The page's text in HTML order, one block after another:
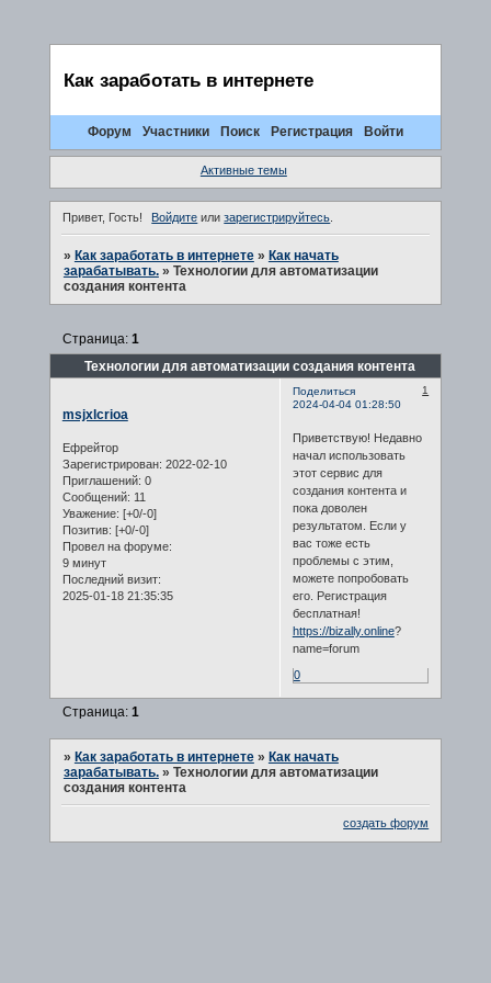
Как заработать в интернете
Форум Участники Поиск Регистрация Войти
Активные темы
Привет, Гость! Войдите илизарегистрируйтесь.
» Как заработать в интернете » Как начать
зарабатывать. » Технологии для автоматизации
создания контента
Технологии для автоматизации создания контента
Страница: 1
Поделиться
1
2024-04-04 01:28:50
msjxlcrioa
Ефрейтор
Зарегистрирован: 2022-02-10
Приглашений: 0
Сообщений: 11
Уважение: [+0/-0]
Позитив: [+0/-0]
Провел на форуме:
9 минут
Последний визит:
2025-01-18 21:35:35
Приветствую! Недавно
начал использовать
этот сервис для
создания контента и
пока доволен
результатом. Если у
вас тоже есть
проблемы с этим,
можете попробовать
его. Регистрация
бесплатная!
https://bizally.online?
name=forum
0
Страница: 1
» Как заработать в интернете » Как начать
зарабатывать. » Технологии для автоматизации
создания контента
создать форум